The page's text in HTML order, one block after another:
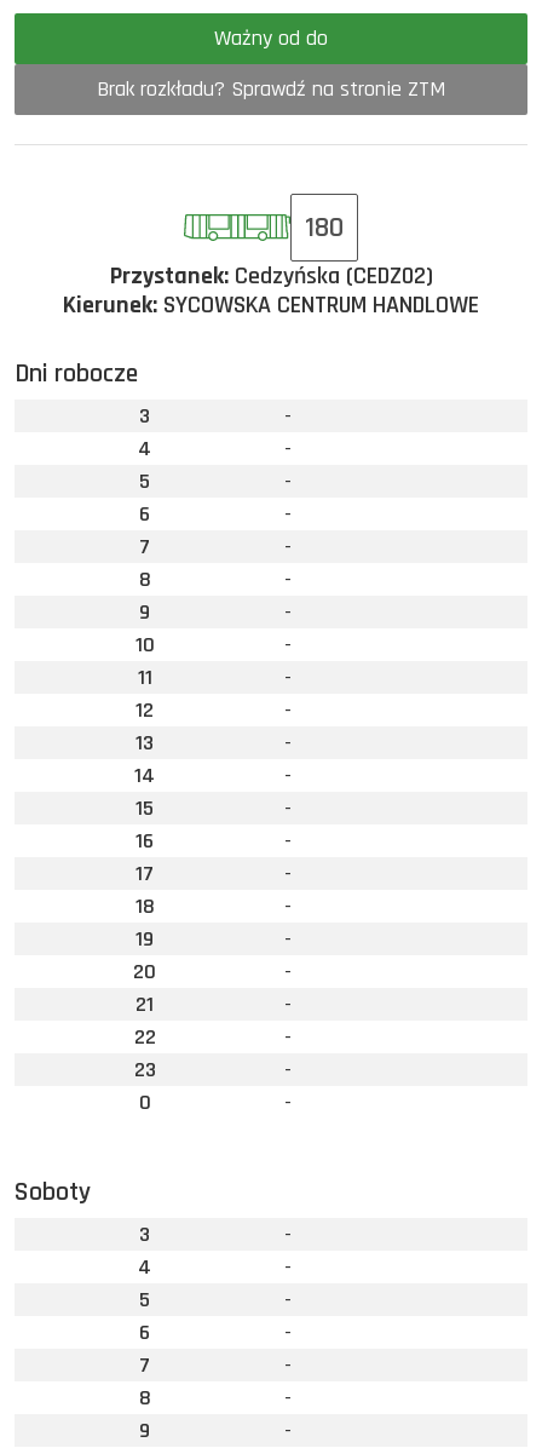
Ważny od do
Brak rozkładu? Sprawdź na stronie ZTM
180
Przystanek:Cedzyńska (CEDZ02)
Kierunek: SYCOWSKA CENTRUM HANDLOWE
Dni robocze
3
-
4
-
5
-
6
-
7
-
8
-
9
-
10
-
11
-
12
-
13
-
14
-
15
-
16
-
17
-
18
-
19
-
20
-
21
-
22
-
23
-
0
-
Soboty
3
-
4
-
5
-
6
-
7
-
8
-
9
-